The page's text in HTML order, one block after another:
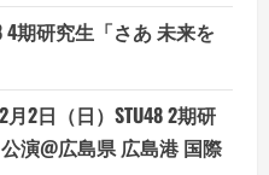
4期研究生「さあ 未来を
2日（日）STU48 2期研
演@広島県 広島港 国際